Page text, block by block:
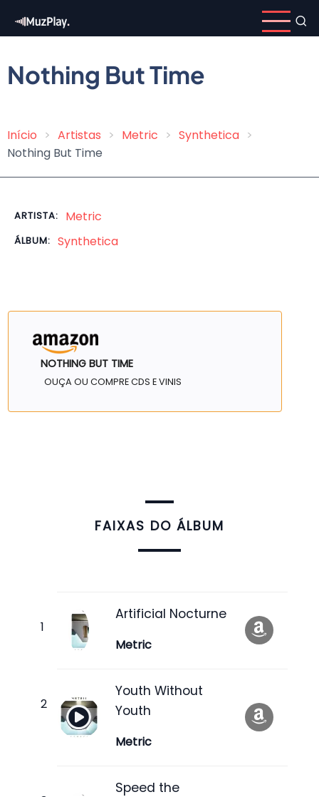
para
conteúdo
principal
Nothing But Time
Trilha
Início Artistas Metric
Synthetica
Nothing But Time
ARTISTA: Metric
ÁLBUM: Synthetica
NOTHING BUT TIME
OUÇA OU COMPRE CDS E VINIS
FAIXAS DO ÁLBUM
Artificial Nocturne
Metric
Youth Without
Youth
Metric
Speed the